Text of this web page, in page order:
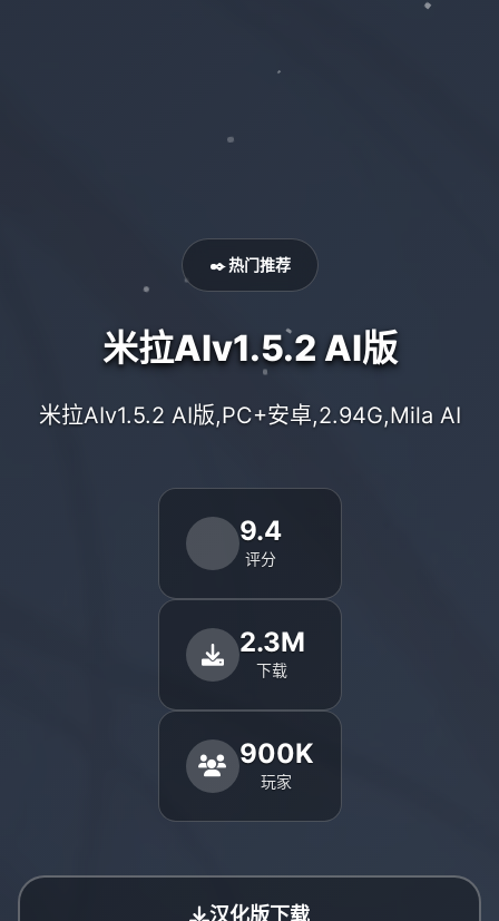
✒️ 热门推荐
米拉AIv1.5.2 AI版
米拉AIv1.5.2 AI版,PC+安卓,2.94G,Mila AI
9.4
评分
2.3M
下载
900K
玩家
汉化版下载